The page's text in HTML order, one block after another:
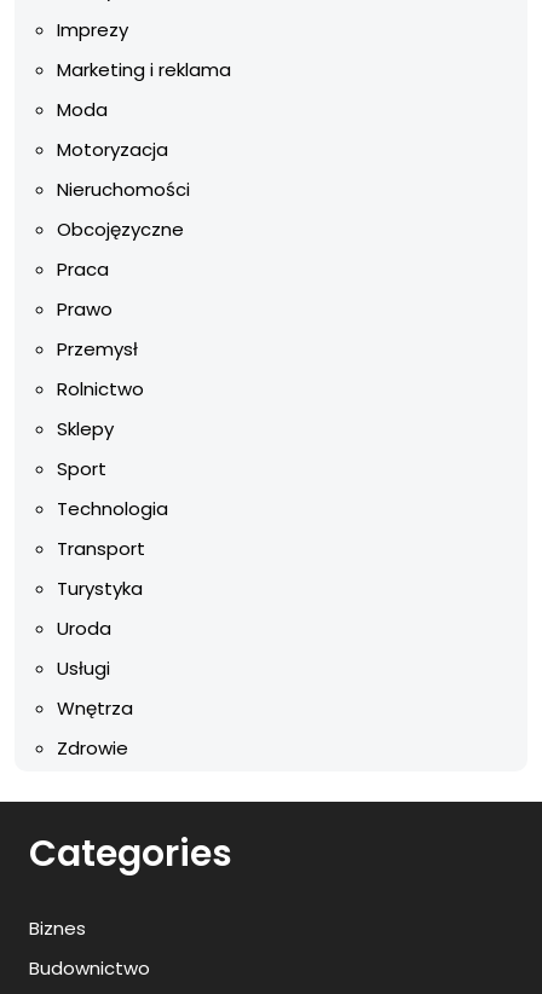
Imprezy
Marketing i reklama
Moda
Motoryzacja
Nieruchomości
Obcojęzyczne
Praca
Prawo
Przemysł
Rolnictwo
Sklepy
Sport
Technologia
Transport
Turystyka
Uroda
Usługi
Wnętrza
Zdrowie
Categories
Biznes
Budownictwo